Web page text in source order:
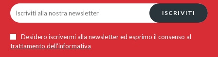
ISCRIVITI
Desidero iscrivermi alla newsletter ed esprimo il consenso al
trattamento dell'informativa